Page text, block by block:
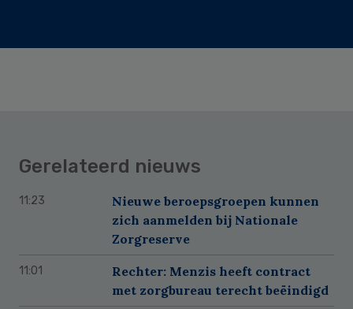
Gerelateerd nieuws
11:23
Nieuwe beroepsgroepen kunnen
zich aanmelden bij Nationale
Zorgreserve
11:01
Rechter: Menzis heeft contract
met zorgbureau terecht beëindigd